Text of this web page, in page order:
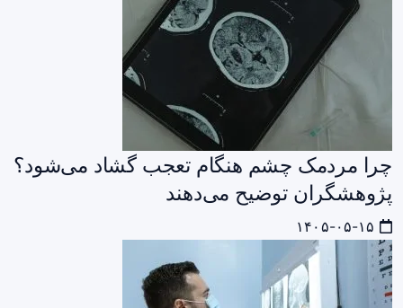
چرا مردمک چشم هنگام تعجب گشاد می‌شود؟
پژوهشگران توضیح می‌دهند